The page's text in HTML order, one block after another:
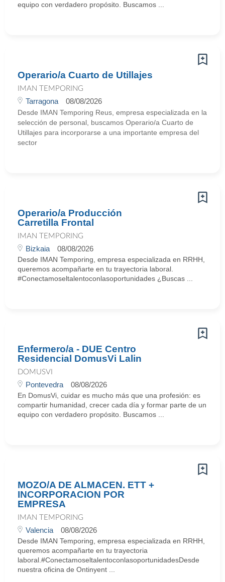
equipo con verdadero propósito. Buscamos ...
Operario/a Cuarto de Utillajes
IMAN TEMPORING
Tarragona 08/08/2026
Desde IMAN Temporing Reus, empresa especializada en la
selección de personal, buscamos Operario/a Cuarto de
Utillajes para incorporarse a una importante empresa del
sector
Operario/a Producción
Carretilla Frontal
IMAN TEMPORING
Bizkaia 08/08/2026
Desde IMAN Temporing, empresa especializada en RRHH,
queremos acompañarte en tu trayectoria laboral.
#Conectamoseltalentoconlasoportunidades ¿Buscas ...
Enfermero/a - DUE Centro
Residencial DomusVi Lalin
DOMUSVI
Pontevedra 08/08/2026
En DomusVi, cuidar es mucho más que una profesión: es
compartir humanidad, crecer cada día y formar parte de un
equipo con verdadero propósito. Buscamos ...
MOZO/A DE ALMACEN. ETT +
INCORPORACION POR
EMPRESA
IMAN TEMPORING
Valencia 08/08/2026
Desde IMAN Temporing, empresa especializada en RRHH,
queremos acompañarte en tu trayectoria
laboral.#ConectamoseltalentoconlasoportunidadesDesde
nuestra oficina de Ontinyent ...